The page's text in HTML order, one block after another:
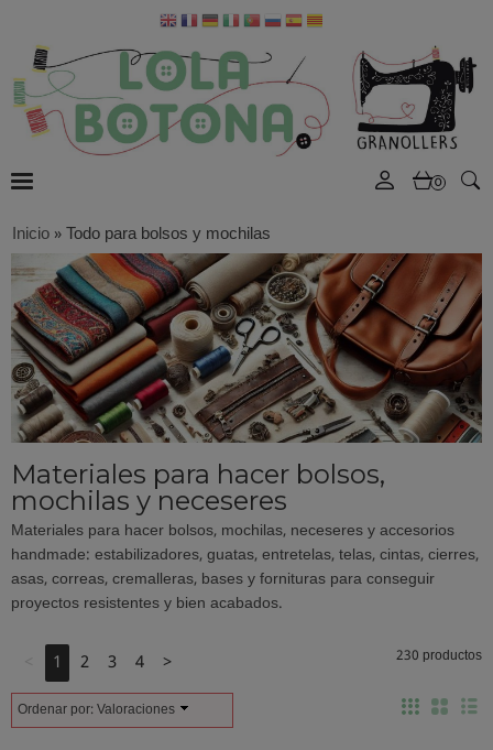
0
Inicio»Todo para bolsos y mochilas
Materiales para hacer bolsos,
mochilas y neceseres
Materiales para hacer bolsos, mochilas, neceseres y accesorios
handmade: estabilizadores, guatas, entretelas, telas, cintas, cierres,
asas, correas, cremalleras, bases y fornituras para conseguir
proyectos resistentes y bien acabados.
1 2 3 4 > 230 productos
Ordenar por:Valoraciones